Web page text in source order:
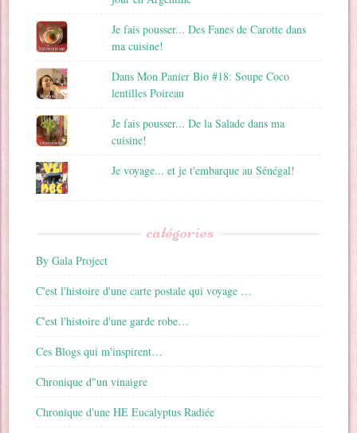
Je fais pousser... Des Fanes de Carotte dans
ma cuisine!
Dans Mon Panier Bio #18: Soupe Coco
lentilles Poireau
Je fais pousser... De la Salade dans ma
cuisine!
Je voyage... et je t'embarque au Sénégal!
catégories
By Gala Project
C'est l'histoire d'une carte postale qui voyage …
C'est l'histoire d'une garde robe…
Ces Blogs qui m'inspirent…
Chronique d"un vinaigre
Chronique d'une HE Eucalyptus Radiée